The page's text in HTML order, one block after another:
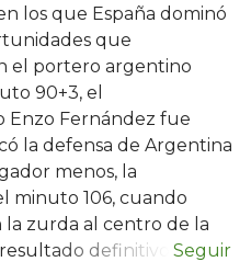
los que España dominó
que
el portero argentino
90+3, el
Enzo Fernández fue
la defensa de Argentina
menos, la
minuto 106, cuando
la zurda al centro de la
definitivo.